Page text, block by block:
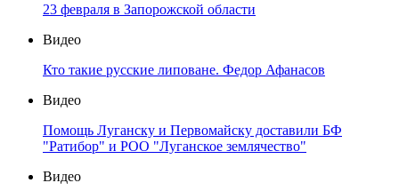
23 февраля в Запорожской области
Видео
Кто такие русские липоване. Федор Афанасов
Видео
Помощь Луганску и Первомайску доставили БФ
"Ратибор" и РОО "Луганское землячество"
Видео